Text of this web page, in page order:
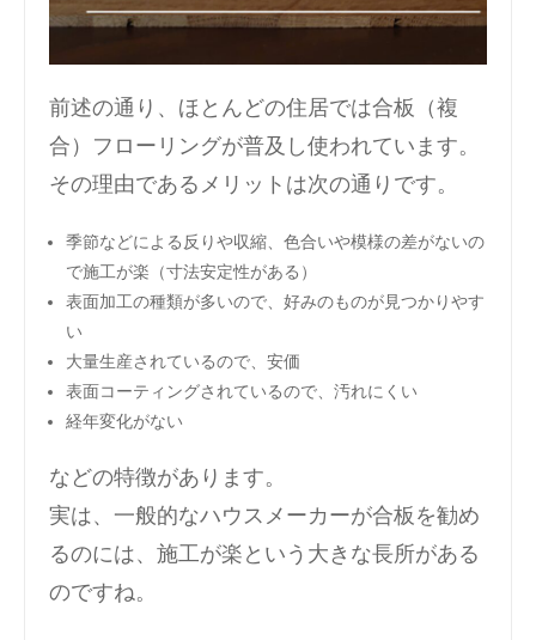
前述の通り、ほとんどの住居では合板（複
合）フローリングが普及し使われています。
その理由であるメリットは次の通りです。
季節などによる反りや収縮、色合いや模様の差がないの
で施工が楽 （寸法安定性がある）
表面加工の種類が多いので、好みのものが見つかりやす
い
大量生産されているので、安価
表面コーティングされているので、汚れにくい
経年変化がない
などの特徴があります。
実は、一般的なハウスメーカーが合板を勧め
るのには、施工が楽という大きな長所がある
のですね。